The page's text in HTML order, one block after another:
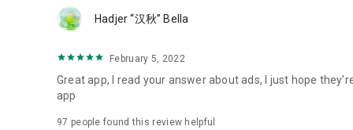
الإنجليزية بأشكالها الكبيرة والصغيرة ونطقها بالصوت والصورة.
– ضمائر الفاعل وكلمات أخرى متنوعة لزيادة الحصيلة اللغوية
- كما يحتوي ألعاب توصيل الكلمات بمعكوساتها / مضاداتها.
Hadjer “汉秋” Bella
February 5, 2022
Great app, I read your answer about ads, I just hope
app
97 people found this review helpful